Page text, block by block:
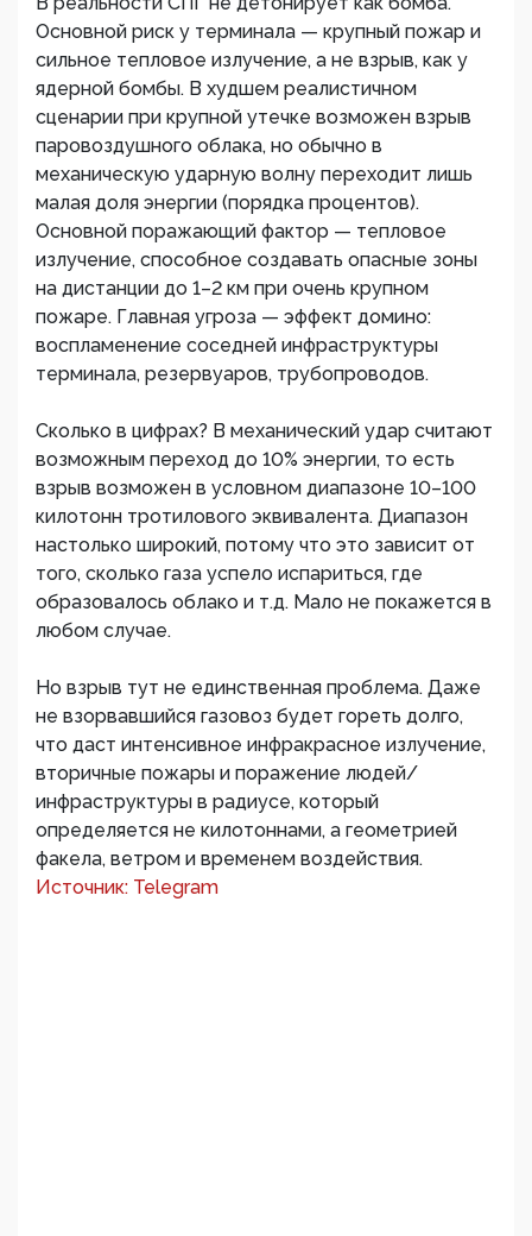
Основной риск у терминала — крупный пожар и
сильное тепловое излучение, а не взрыв, как у
ядерной бомбы. В худшем реалистичном
сценарии при крупной утечке возможен взрыв
паровоздушного облака, но обычно в
механическую ударную волну переходит лишь
малая доля энергии (порядка процентов).
Основной поражающий фактор — тепловое
излучение, способное создавать опасные зоны
на дистанции до 1–2 км при очень крупном
пожаре. Главная угроза — эффект домино:
воспламенение соседней инфраструктуры
терминала, резервуаров, трубопроводов.
Сколько в цифрах? В механический удар считают
возможным переход до 10% энергии, то есть
взрыв возможен в условном диапазоне 10–100
килотонн тротилового эквивалента. Диапазон
настолько широкий, потому что это зависит от
того, сколько газа успело испариться, где
образовалось облако и т.д. Мало не покажется в
любом случае.
Но взрыв тут не единственная проблема. Даже
не взорвавшийся газовоз будет гореть долго,
что даст интенсивное инфракрасное излучение,
вторичные пожары и поражение людей/
инфраструктуры в радиусе, который
определяется не килотоннами, а геометрией
факела, ветром и временем воздействия.
Источник: Telegram